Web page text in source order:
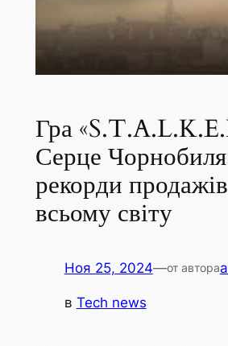
Гра
Серце
рекорди
всьому світу
Ноя 25, 2024—от автора
в Tech news